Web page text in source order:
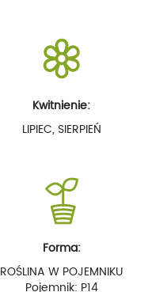
Kwitnienie:
LIPIEC, SIERPIEŃ
Forma:
ROŚLINA W POJEMNIKU
Pojemnik: P14